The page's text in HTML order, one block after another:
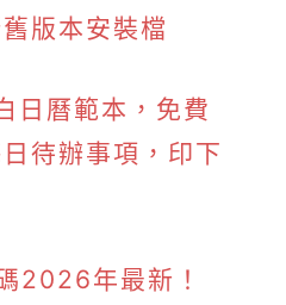
版本安裝檔
曆範本，免費
待辦事項，印下
2026年最新！